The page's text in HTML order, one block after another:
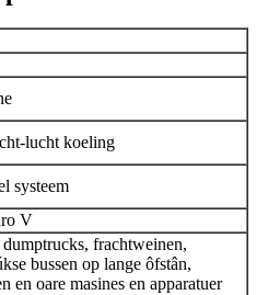
lucht koeling
systeem
V
frachtweinen,
bussen op lange ôfstân,
en oare masines en apparatuer